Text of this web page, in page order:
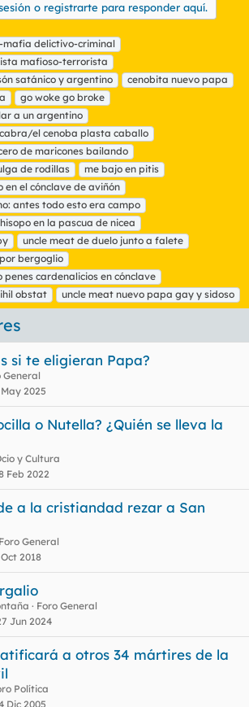
o registrarte para responder aquí.
mafia delictivo-criminal
mafioso-terrorista
satánico y argentino
cenobita nuevo papa
go woke go broke
a un argentino
el cenoba plasta caballo
de maricones bailando
de rodillas
me bajo en pitis
en el cónclave de aviñón
antes todo esto era campo
en la pascua de nicea
uncle meat de duelo junto a falete
bergoglio
cardenalicios en cónclave
obstat
uncle meat nuevo papa gay y sidoso
si te eligieran Papa?
General
2025
o Nutella? ¿Quién se lleva la
y Cultura
Feb 2022
a la cristiandad rezar a San
Foro General
2018
Foro General
Jun 2024
a otros 34 mártires de la
Política
Dic 2005